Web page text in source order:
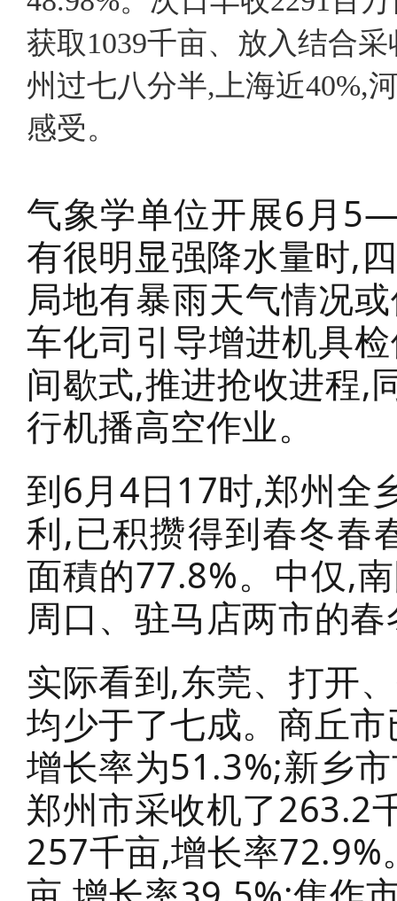
获取1039千亩、放入结合
州过七八分半,上海近40%,
感受。
气象学单位开展6月
有很明显强降水量时,
局地有暴雨天气情况
车化司引导增进机具
间歇式,推进抢收进程,
行机播高空作业。
到6月4日17时,郑州全
利,已积攒得到春冬春
面積的77.8%。中仅,
周口、驻马店两市的
实际看到,东莞、打开
均少于了七成。商丘
增长率为51.3%;新乡
郑州市采收机了263.2
257千亩,增长率